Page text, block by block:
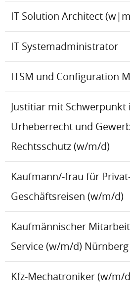
IT Solution Architect
IT Systemadministrator
ITSM und Configuration
Justitiar mit
Urheberrecht und
Rechtsschutz (w/m/d)
Kaufmann/-frau für
Geschäftsreisen (w/m/d)
Kaufmännischer
Service (w/m/d) Nürnberg
Kfz-Mechatroniker (w/m/